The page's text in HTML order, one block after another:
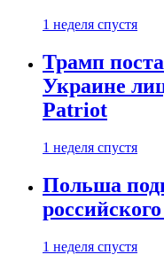
1 неделя спустя
Трамп
Украине
Patriot
1 неделя спустя
Польша
1 неделя спустя